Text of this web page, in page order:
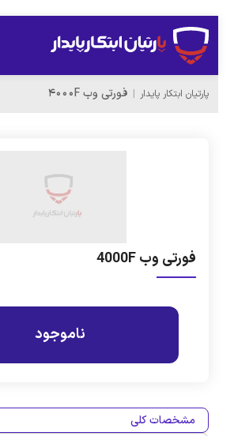
پارتیان ابتکار پایدار فورتی وب 4000F
فورتی وب 4000F
ناموجود
مشخصات کلی